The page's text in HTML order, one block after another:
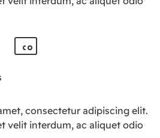
consectetur adipiscing elit.
velit interdum, ac aliquet odio